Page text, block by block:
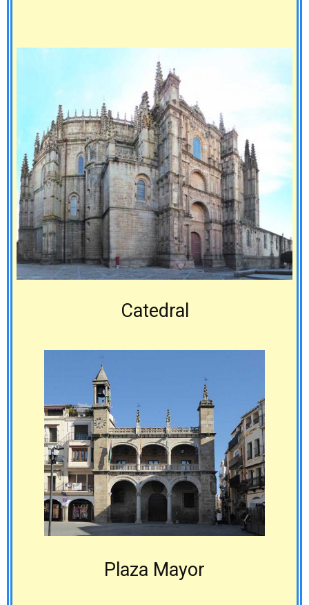
Catedral
Plaza Mayor